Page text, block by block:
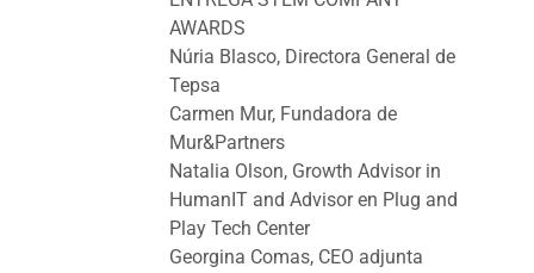
AWARDS
Núria Blasco, Directora General de
Tepsa
Carmen Mur, Fundadora de
Mur&Partners
Natalia Olson, Growth Advisor in
HumanIT and Advisor en Plug and
Play Tech Center
Georgina Comas, CEO adjunta